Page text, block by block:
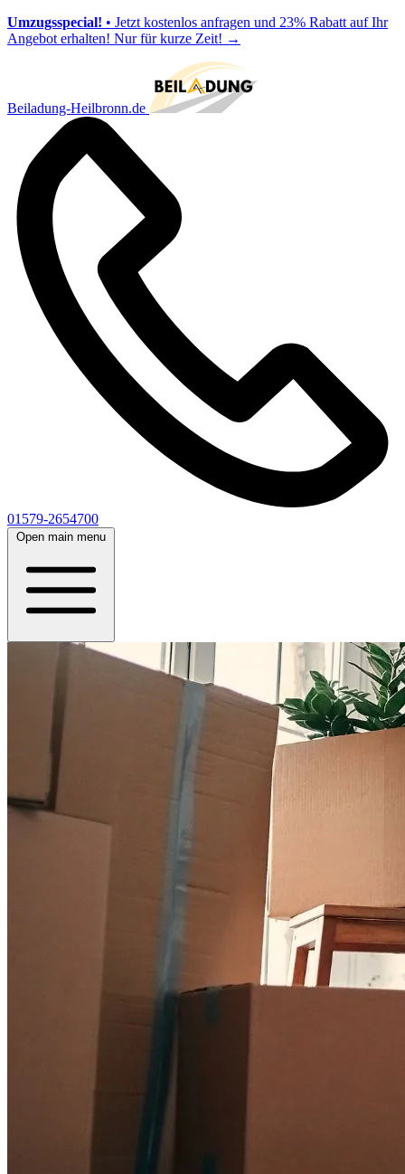
Umzugsspecial! • Jetzt kostenlos anfragen und 23% Rabatt auf Ihr
Angebot erhalten! Nur für kurze Zeit! →
Beiladung-Heilbronn.de
01579-2654700
Open main menu